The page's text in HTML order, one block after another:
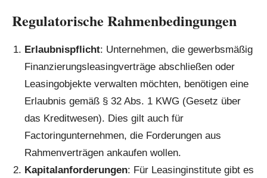
Regulatorische Rahmenbedingungen
Erlaubnispflicht: Unternehmen, die gewerbsmäßig
Finanzierungsleasingverträge abschließen oder
Leasingobjekte verwalten möchten, benötigen eine
Erlaubnis gemäß § 32 Abs. 1 KWG (Gesetz über
das Kreditwesen). Dies gilt auch für
Factoringunternehmen, die Forderungen aus
Rahmenverträgen ankaufen wollen.
Kapitalanforderungen: Für Leasinginstitute gibt es